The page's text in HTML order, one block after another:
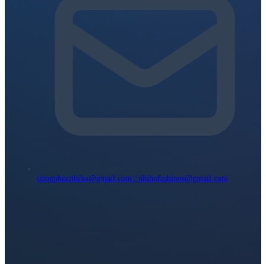
dongphucnhiho@gmail.com | nhihofashions@gmail.com